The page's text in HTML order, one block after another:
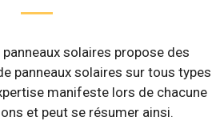
solaires propose des
panneaux solaires sur tous types
manifeste lors de chacune
et peut se résumer ainsi.